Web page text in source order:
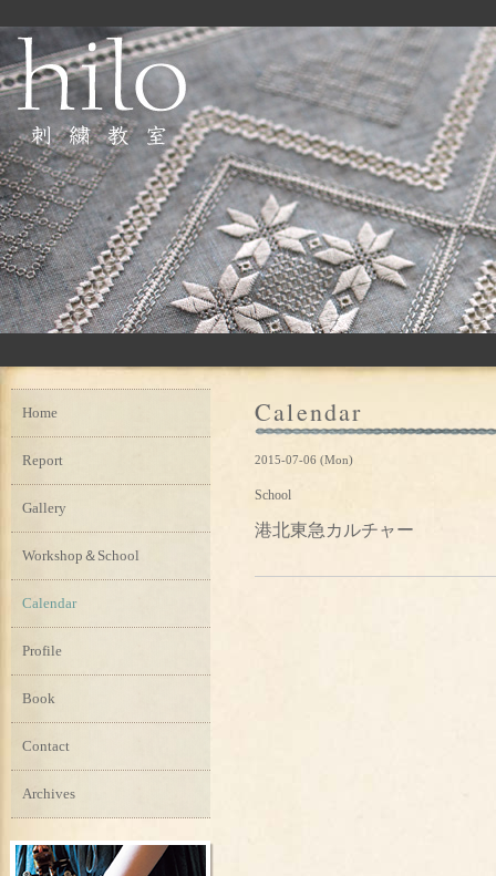
Calendar
2015-07-06 (Mon)
School
港北東急カルチャー
Home
Report
Gallery
Workshop＆School
Calendar
Profile
Book
Contact
Archives